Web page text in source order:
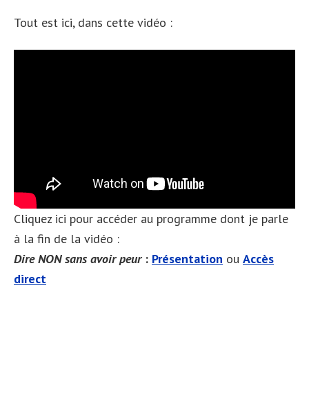
Tout est ici, dans cette vidéo :
Cliquez ici pour accéder au programme dont je parle
à la fin de la vidéo :
Dire NON sans avoir peur: Présentation ou Accès
direct